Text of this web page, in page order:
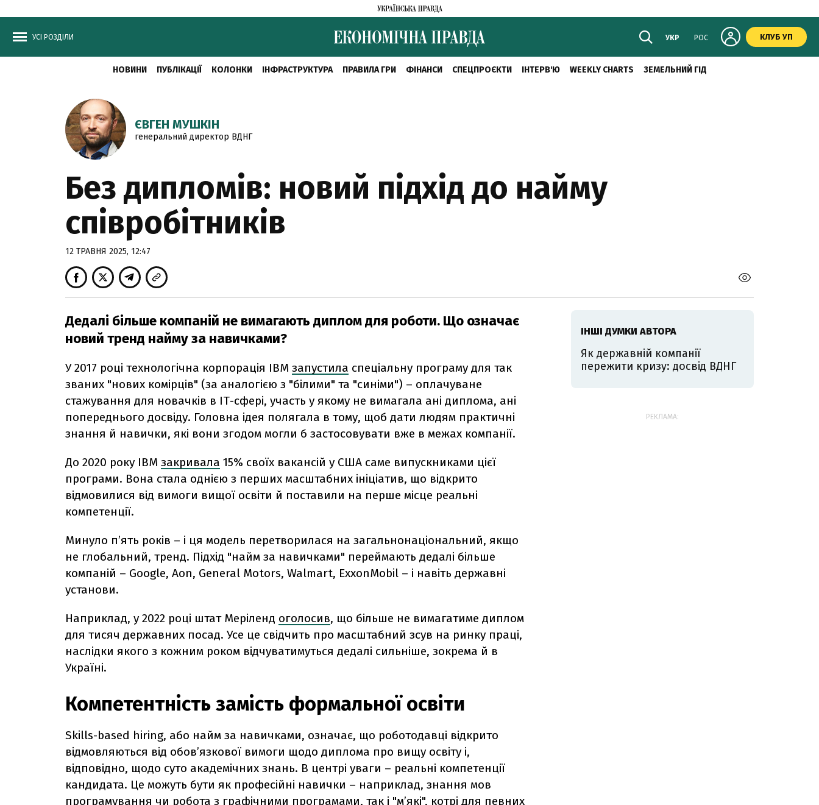
УСІ РОЗДІЛИ УКР РОС КЛУБ УП
НОВИНИ ПУБЛІКАЦІЇ КОЛОНКИ ІНФРАСТРУКТУРА ПРАВИЛА ГРИ ФІНАНСИ СПЕЦПРОЄКТИ ІНТЕРВ'Ю WEEKLY CHARTS ЗЕМЕЛЬНИЙ ГІД
ЄВГЕН МУШКІН
генеральний директор ВДНГ
Без дипломів: новий підхід до найму
співробітників
12 ТРАВНЯ 2025, 12:47
Дедалі більше компаній не вимагають диплом для роботи. Що означає
новий тренд найму за навичками?
У 2017 році технологічна корпорація IBM запустила спеціальну програму для так
званих "нових комірців" (за аналогією з "білими" та "синіми") – оплачуване
стажування для новачків в ІТ-сфері, участь у якому не вимагала ані диплома, ані
попереднього досвіду. Головна ідея полягала в тому, щоб дати людям практичні
знання й навички, які вони згодом могли б застосовувати вже в межах компанії.
До 2020 року IBM закривала 15% своїх вакансій у США саме випускниками цієї
програми. Вона стала однією з перших масштабних ініціатив, що відкрито
відмовилися від вимоги вищої освіти й поставили на перше місце реальні
компетенції.
Минуло п’ять років – і ця модель перетворилася на загальнонаціональний, якщо
не глобальний, тренд. Підхід "найм за навичками" переймають дедалі більше
компаній – Google, Aon, General Motors, Walmart, ExxonMobil – і навіть державні
установи.
Наприклад, у 2022 році штат Меріленд оголосив, що більше не вимагатиме диплом
для тисяч державних посад. Усе це свідчить про масштабний зсув на ринку праці,
наслідки якого з кожним роком відчуватимуться дедалі сильніше, зокрема й в
Україні.
Компетентність замість формальної освіти
Skills-based hiring, або найм за навичками, означає, що роботодавці відкрито
відмовляються від обов’язкової вимоги щодо диплома про вищу освіту і,
відповідно, щодо суто академічних знань. В центрі уваги – реальні компетенції
кандидата. Це можуть бути як професійні навички – наприклад, знання мов
програмування чи робота з графічними програмами, так і "м’які", котрі для певних
ІНШІ ДУМКИ АВТОРА
Як державній компанії
пережити кризу: досвід ВДНГ
РЕКЛАМА: